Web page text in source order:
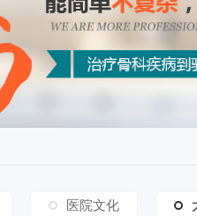
医院文化